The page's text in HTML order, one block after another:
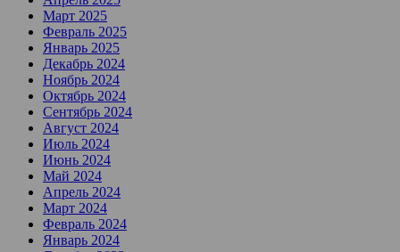
Март 2025
Февраль 2025
Январь 2025
Декабрь 2024
Ноябрь 2024
Октябрь 2024
Сентябрь 2024
Август 2024
Июль 2024
Июнь 2024
Май 2024
Апрель 2024
Март 2024
Февраль 2024
Январь 2024